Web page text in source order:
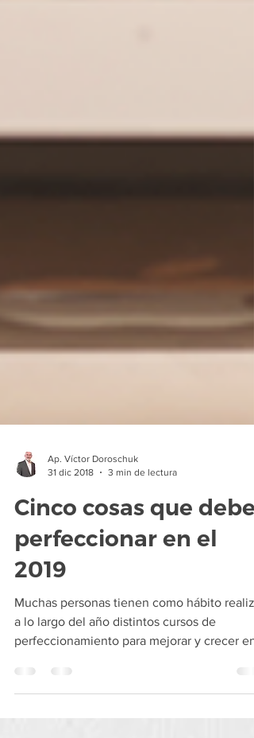
Cinco cosas que debes
perfeccionar en el
2019
Muchas personas tienen como hábito
a lo largo del año distintos cursos de